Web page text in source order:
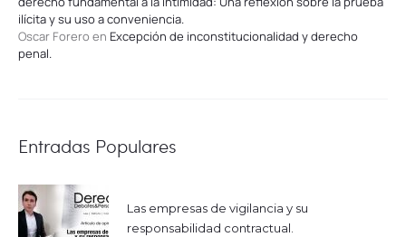
ilícita y su uso a conveniencia.
Oscar Forero en Excepción de inconstitucionalidad y derecho
penal.
Entradas Populares
Las empresas de vigilancia y su
responsabilidad contractual.